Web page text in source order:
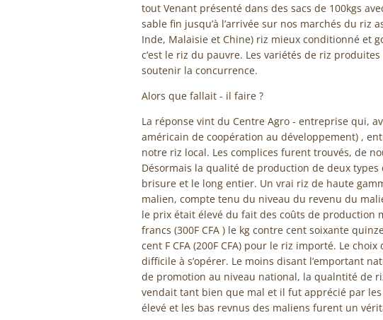
tout Venant présenté dans des sacs de 100kgs
sable fin jusqu’à l’arrivée sur nos marchés du riz
Inde, Malaisie et Chine) riz mieux conditionné et
c’est le riz du pauvre. Les variétés de riz
soutenir la concurrence.
Alors que fallait - il faire ?
La réponse vint du Centre Agro - entreprise qui,
américain de coopération au développement) ,
notre riz local. Les complices furent trouvés, de
Désormais la qualité de production de deux types
brisure et le long entier. Un vrai riz de haute
malien, compte tenu du niveau du revenu du
le prix était élevé du fait des coûts de production
francs (300F CFA ) le kg contre cent soixante
cent F CFA (200F CFA) pour le riz importé. Le
difficile à s’opérer. Le moins disant l’emportant
de promotion au niveau national, la qualntité de
vendait tant bien que mal et il fut apprécié par
élevé et les bas revnus des maliens furent un